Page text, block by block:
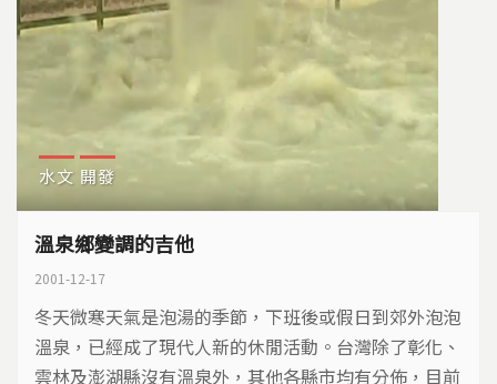
水文 開發
溫泉鄉變調的吉他
2001-12-17
冬天微寒天氣是泡湯的季節，下班後或假日到郊外泡泡
溫泉，已經成了現代人新的休閒活動。台灣除了彰化、
雲林及澎湖縣沒有溫泉外，其他各縣市均有分佈，目前